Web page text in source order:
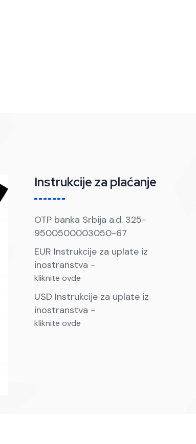
Instrukcije za plaćanje
OTP banka Srbija a.d. 325-
9500500003050-67
EUR Instrukcije za uplate iz
inostranstva -
kliknite ovde
USD Instrukcije za uplate iz
inostranstva -
kliknite ovde